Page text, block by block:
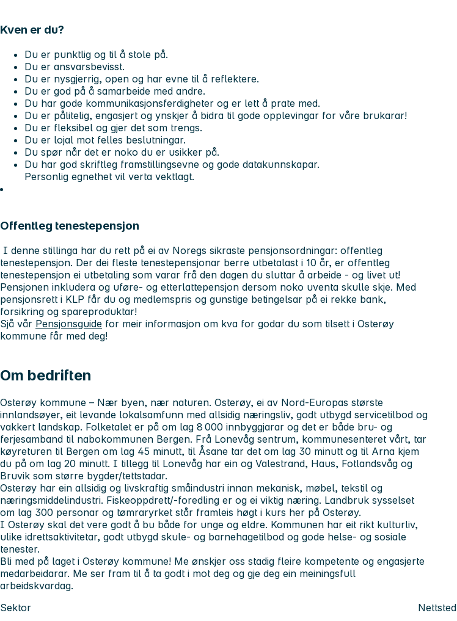
Kven er du?
Du er punktlig og til å stole på.
Du er ansvarsbevisst.
Du er nysgjerrig, open og har evne til å reflektere.
Du er god på å samarbeide med andre.
Du har gode kommunikasjonsferdigheter og er lett å prate med.
Du er pålitelig, engasjert og ynskjer å bidra til gode opplevingar for våre brukarar!
Du er fleksibel og gjer det som trengs.
Du er lojal mot felles beslutningar.
Du spør når det er noko du er usikker på.
Du har god skriftleg framstillingsevne og gode datakunnskapar.
Personlig egnethet vil verta vektlagt.
Offentleg tenestepensjon
I denne stillinga har du rett på ei av Noregs sikraste pensjonsordningar: offentleg
tenestepensjon. Der dei fleste tenestepensjonar berre utbetalast i 10 år, er offentleg
tenestepensjon ei utbetaling som varar frå den dagen du sluttar å arbeide - og livet ut!
Pensjonen inkludera og uføre- og etterlattepensjon dersom noko uventa skulle skje. Med
pensjonsrett i KLP får du og medlemspris og gunstige betingelsar på ei rekke bank,
forsikring og spareproduktar!
Sjå vår Pensjonsguide for meir informasjon om kva for godar du som tilsett i Osterøy
kommune får med deg!
Om bedriften
Osterøy kommune – Nær byen, nær naturen. Osterøy, ei av Nord-Europas største
innlandsøyer, eit levande lokalsamfunn med allsidig næringsliv, godt utbygd servicetilbod og
vakkert landskap. Folketalet er på om lag 8 000 innbyggjarar og det er både bru- og
ferjesamband til nabokommunen Bergen. Frå Lonevåg sentrum, kommunesenteret vårt, tar
køyreturen til Bergen om lag 45 minutt, til Åsane tar det om lag 30 minutt og til Arna kjem
du på om lag 20 minutt. I tillegg til Lonevåg har ein og Valestrand, Haus, Fotlandsvåg og
Bruvik som større bygder/tettstadar.
Osterøy har ein allsidig og livskraftig småindustri innan mekanisk, møbel, tekstil og
næringsmiddelindustri. Fiskeoppdrett/-foredling er og ei viktig næring. Landbruk sysselset
om lag 300 personar og tømraryrket står framleis høgt i kurs her på Osterøy.
I Osterøy skal det vere godt å bu både for unge og eldre. Kommunen har eit rikt kulturliv,
ulike idrettsaktivitetar, godt utbygd skule- og barnehagetilbod og gode helse- og sosiale
tenester.
Bli med på laget i Osterøy kommune! Me ønskjer oss stadig fleire kompetente og engasjerte
medarbeidarar. Me ser fram til å ta godt i mot deg og gje deg ein meiningsfull
arbeidskvardag.
Sektor
Nettsted